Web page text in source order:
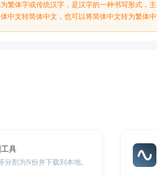
繁体字或传统汉字，是汉字的一种书写形式，
中文转简体中文，也可以将简体中文转为繁体中
具
分割为N份并下载到本地。